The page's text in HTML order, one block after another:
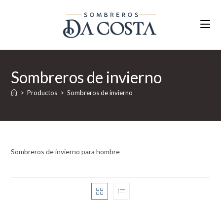
Sombreros de invierno
> Productos > Sombreros de invierno
Sombreros de invierno para hombre